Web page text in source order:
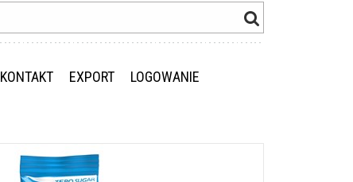
KONTAKT EXPORT LOGOWANIE